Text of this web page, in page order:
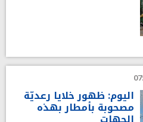
اليوم: ظهور خلايا رعديّة
مصحوبة بأمطار بهذه